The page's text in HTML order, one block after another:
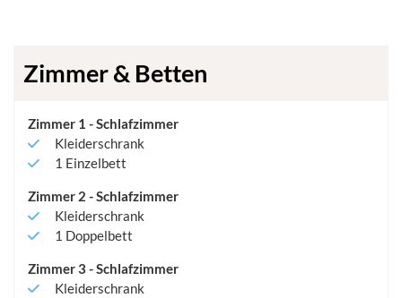
Zimmer & Betten
Zimmer 1 -Schlafzimmer
Kleiderschrank
1 Einzelbett
Zimmer 2 -Schlafzimmer
Kleiderschrank
1 Doppelbett
Zimmer3-Schlafzimmer
Kleiderschrank